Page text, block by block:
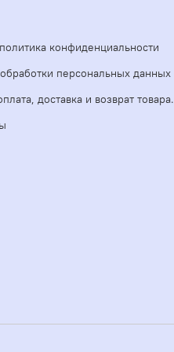
конфиденциальности
персональных данных
доставка и возврат товара.